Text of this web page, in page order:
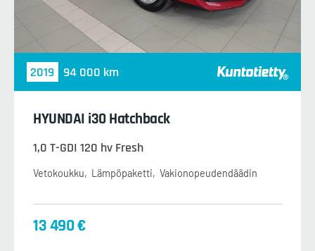
2019 94 000 km
HYUNDAI i30 Hatchback
1,0 T-GDI 120 hv Fresh
Vetokoukku Lämpöpaketti Vakionopeudendäädin
13 490 €